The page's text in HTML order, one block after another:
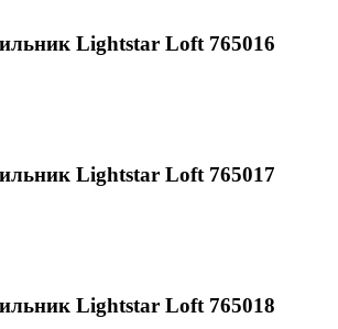
Lightstar Loft 765016
Lightstar Loft 765017
Lightstar Loft 765018